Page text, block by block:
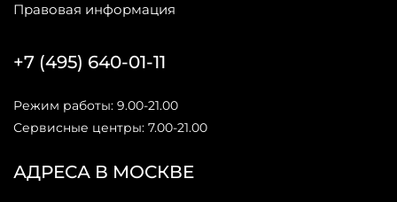
Правовая информация
АДРЕСА В МОСКВЕ
+7 (495) 640-01-11
Режим работы: 9.00-21.00
Сервисные центры: 7.00-21.00